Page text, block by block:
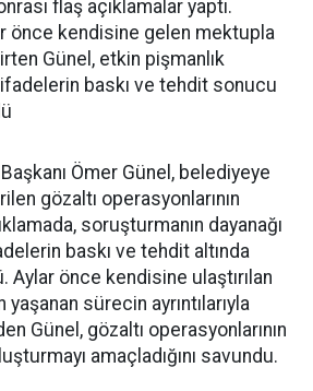
flaş açıklamalar yaptı.
önce kendisine gelen mektupla
Günel, etkin pişmanlık
ifadelerin baskı ve tehdit sonucu
Ömer Günel, belediyeye
gözaltı operasyonlarının
soruşturmanın dayanağı
baskı ve tehdit altında
Aylar önce kendisine ulaştırılan
sürecin ayrıntılarıyla
Günel, gözaltı operasyonlarının
amaçladığını savundu.